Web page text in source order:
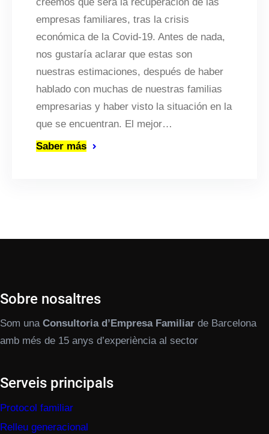
empresas familiares, tras la crisis
económica de la Covid-19. Antes de nada,
nos gustaría aclarar que estas son
nuestras estimaciones, después de haber
hablado con muchas de nuestras familias
empresarias y haber visto la situación en la
que se encuentran. El mejor…
Saber más
Sobre nosaltres
Som una Consultoria d’Empresa Familiar de Barcelona
amb més de 15 anys d’experiència al sector
Serveis principals
Protocol familiar
Relleu generacional